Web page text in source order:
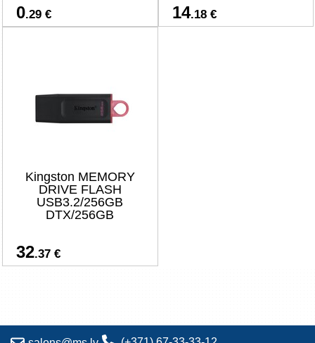
0.29 € 14.18 €
Kingston MEMORY
DRIVE FLASH
USB3.2/256GB
DTX/256GB
32.37 €